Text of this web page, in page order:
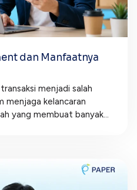
dan Manfaatnya
menjadi salah
menjaga kelancaran
yang membuat banyak...